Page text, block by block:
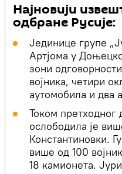
Најновији
одбране Русије:
Јединице групе
Артјома у
зони
војника, четири
аутомобила и два
Током претходног
ослободила је
Константиновки.
више од 100
18 камионета.